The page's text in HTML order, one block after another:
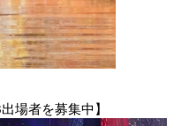
場者を募集中】